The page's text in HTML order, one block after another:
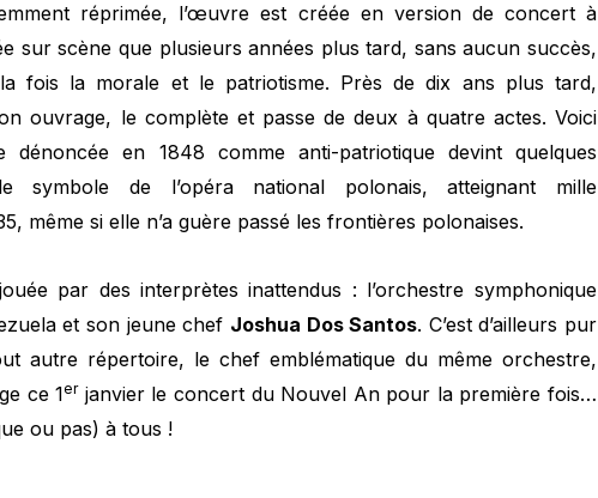
réprimée, l’œuvre est créée en version de concert à
sur scène que plusieurs années plus tard, sans aucun succès,
fois la morale et le patriotisme. Près de dix ans plus tard,
ouvrage, le complète et passe de deux à quatre actes. Voici
en 1848 comme anti-patriotique devint quelques
symbole de l’opéra national polonais, atteignant mille
même si elle n’a guère passé les frontières polonaises.
par des interprètes inattendus : l’orchestre symphonique
et son jeune chef Joshua Dos Santos. C’est d’ailleurs pur
autre répertoire, le chef emblématique du même orchestre,
ce 1erjanvier le concert du Nouvel An pour la première fois…
ou pas) à tous !